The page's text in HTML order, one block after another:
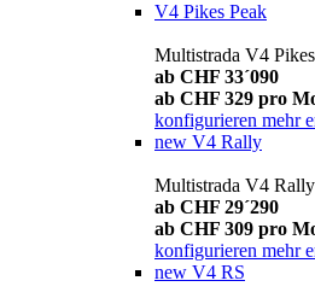
V4 Pikes Peak
Multistrada V4
ab CHF 33´090
ab CHF 329 pro
konfigurieren mehr
new V4 Rally
Multistrada V4 Rally
ab CHF 29´290
ab CHF 309 pro
konfigurieren mehr
new V4 RS